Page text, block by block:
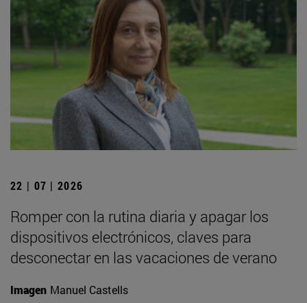
22 | 07 | 2026
Romper con la rutina diaria y apagar los
dispositivos electrónicos, claves para
desconectar en las vacaciones de verano
Imagen Manuel Castells